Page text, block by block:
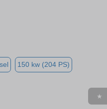
150 kw (204 PS)
★